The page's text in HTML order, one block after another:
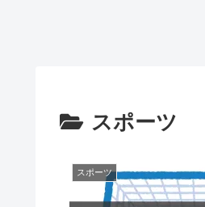
スポーツ
スポーツ